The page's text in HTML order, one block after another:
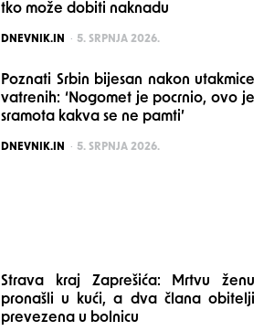
tko može dobiti naknadu
POSTED
DNEVNIK.IN 5. SRPNJA 2026.
Poznati Srbin bijesan nakon utakmice
vatrenih: ‘Nogomet je pocrnio, ovo je
sramota kakva se ne pamti’
POSTED
DNEVNIK.IN 5. SRPNJA 2026.
Strava kraj Zaprešića: Mrtvu ženu
pronašli u kući, a dva člana obitelji
prevezena u bolnicu